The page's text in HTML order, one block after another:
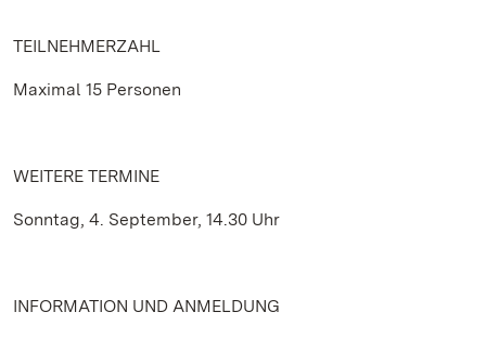
TEILNEHMERZAHL
Maximal 15 Personen
WEITERE TERMINE
Sonntag, 4. September, 14.30 Uhr
INFORMATION UND ANMELDUNG